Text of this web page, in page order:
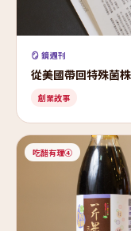
🪞 鏡週刊
從美國帶回特殊菌
創業故事
吃醋有理④